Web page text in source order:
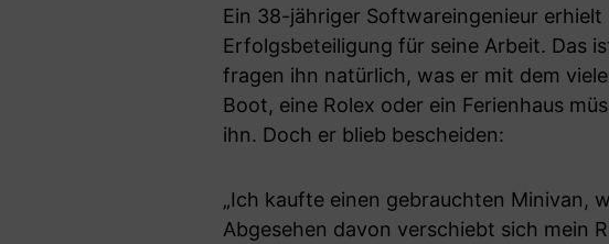
Ein 38-jähriger Softwareingenieur
Erfolgsbeteiligung für seine Arbeit. Das
fragen ihn natürlich, was er mit dem
Boot, eine Rolex oder ein Ferienhaus
ihn. Doch er blieb bescheiden:
„Ich kaufte einen gebrauchten Minivan,
Abgesehen davon verschiebt sich mein